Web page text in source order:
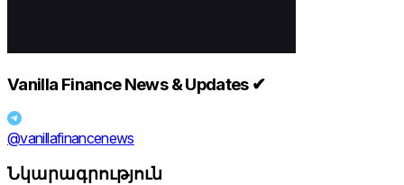
Vanilla Finance News & Updates ✔
@vanillafinancenews
Նկարագրություն